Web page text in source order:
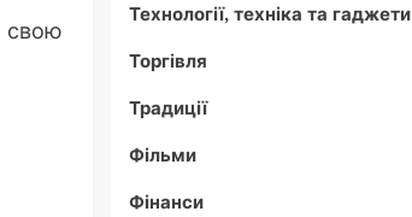
свою
Технології, техніка та гаджети
Торгівля
Традиції
Фільми
Фінанси